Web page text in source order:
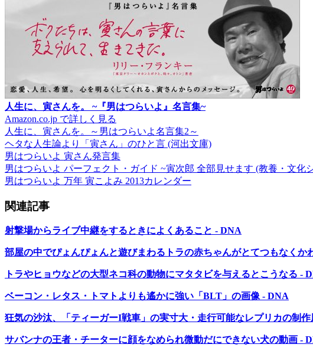
人生に、寅さんを。 ~『男はつらいよ』名言集~
Amazon.co.jp で詳しく見る
人生に、寅さんを。～男はつらいよ名言集2～
ヘタな人生論より「寅さん」のひと言 (河出文庫)
男はつらいよ 寅さん発言集
男はつらいよ パーフェクト・ガイド ~寅次郎 全部見せます (教養・文化
男はつらいよ 万年 寅こよみ 2013カレンダー
関連記事
射撃場からライブ中継をするときによくあること - DNA
部屋の中でぴょんぴょんと遊びまわるトラの赤ちゃんがとてつもなくか
トラやヒョウなどの大型ネコ科の動物にマタタビを与えるとこうなる -
ベーコン・レタス・トマトよりも遙かに強い「BLT」の画像 - DNA
狂気の沙汰、「ティーガーI戦車」の実寸大・走行可能なレプリカの制
サバンナの王者・チーターに顔をなめられ微動だにできない犬の動画 -